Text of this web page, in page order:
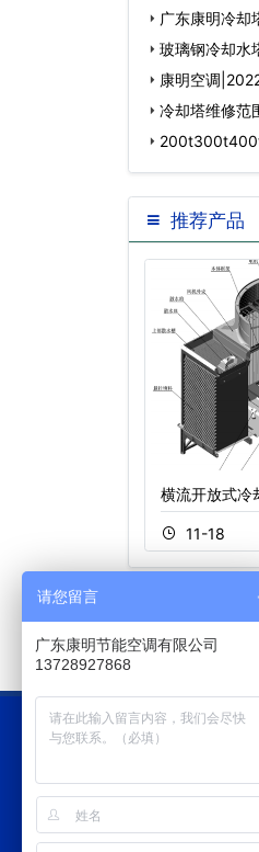
广东康明冷却
玻璃钢冷却水
康明空调
冷却塔维修范
推荐产品
横流开放式冷
11-18
友情链接 马
网站首页
冷却塔百科
请您留言
广东康明节能空调有限公司
13728927868